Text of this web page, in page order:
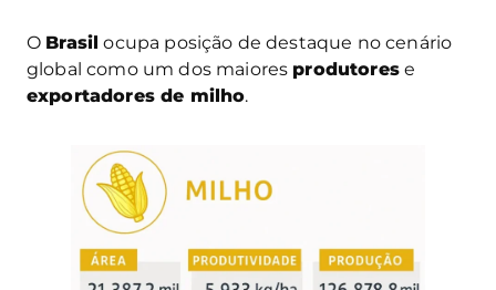
O Brasil ocupa posição de destaque no cenário
global como um dos maiores produtorese
exportadores de milho.